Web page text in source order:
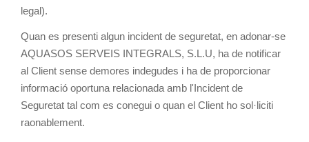
legal).
Quan es presenti algun incident de seguretat, en adonar-se
AQUASOS SERVEIS INTEGRALS, S.L.U, ha de notificar
al Client sense demores indegudes i ha de proporcionar
informació oportuna relacionada amb l'Incident de
Seguretat tal com es conegui o quan el Client ho sol·liciti
raonablement.